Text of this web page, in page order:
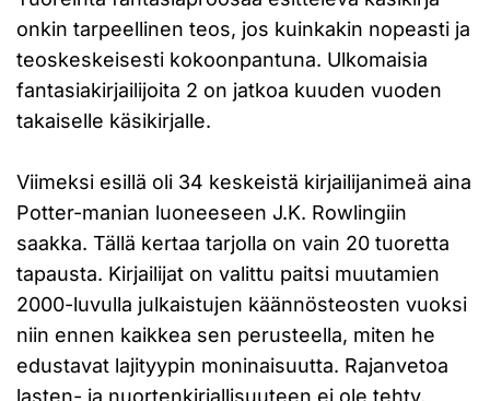
onkin tarpeellinen teos, jos kuinkakin nopeasti ja
teoskeskeisesti kokoonpantuna. Ulkomaisia
fantasiakirjailijoita 2 on jatkoa kuuden vuoden
takaiselle käsikirjalle.
Viimeksi esillä oli 34 keskeistä kirjailijanimeä aina
Potter-manian luoneeseen J.K. Rowlingiin
saakka. Tällä kertaa tarjolla on vain 20 tuoretta
tapausta. Kirjailijat on valittu paitsi muutamien
2000-luvulla julkaistujen käännösteosten vuoksi
niin ennen kaikkea sen perusteella, miten he
edustavat lajityypin moninaisuutta. Rajanvetoa
lasten- ja nuortenkirjallisuuteen ei ole tehty,